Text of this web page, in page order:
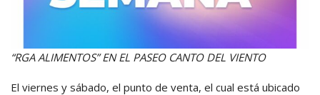
“RGA ALIMENTOS” EN EL PASEO CANTO DEL VIENTO
El viernes y sábado, el punto de venta, el cual está ubicado